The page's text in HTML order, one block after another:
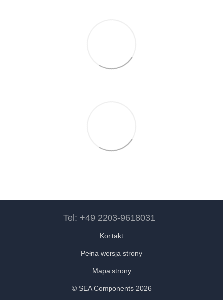
Tel: +49 2203-9618031
Kontakt
Pełna wersja strony
Mapa strony
© SEA Components 2026